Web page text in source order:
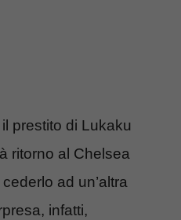
prestito di Lukaku
ritorno al Chelsea
ad un’altra
infatti,